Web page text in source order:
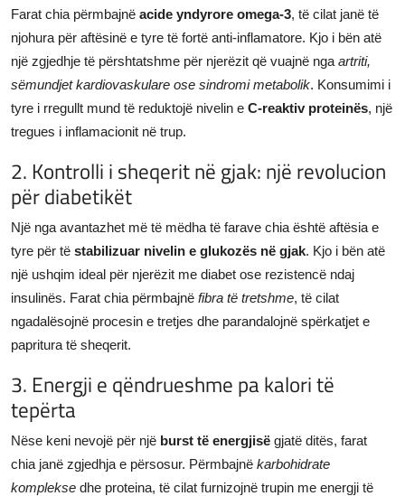
Farat chia përmbajnë acide yndyrore omega-3, të cilat janë të
njohura për aftësinë e tyre të fortë anti-inflamatore. Kjo i bën atë
një zgjedhje të përshtatshme për njerëzit që vuajnë nga artriti,
sëmundjet kardiovaskulare ose sindromi metabolik. Konsumimi i
tyre i rregullt mund të reduktojë nivelin e C-reaktiv proteinës, një
tregues i inflamacionit në trup.
2. Kontrolli i sheqerit në gjak: një revolucion
për diabetikët
Një nga avantazhet më të mëdha të farave chia është aftësia e
tyre për të stabilizuar nivelin e glukozës në gjak. Kjo i bën atë
një ushqim ideal për njerëzit me diabet ose rezistencë ndaj
insulinës. Farat chia përmbajnë fibra të tretshme, të cilat
ngadalësojnë procesin e tretjes dhe parandalojnë spërkatjet e
papritura të sheqerit.
3. Energji e qëndrueshme pa kalori të
tepërta
Nëse keni nevojë për një burst të energjisë gjatë ditës, farat
chia janë zgjedhja e përsosur. Përmbajnë karbohidrate
komplekse dhe proteina, të cilat furnizojnë trupin me energji të